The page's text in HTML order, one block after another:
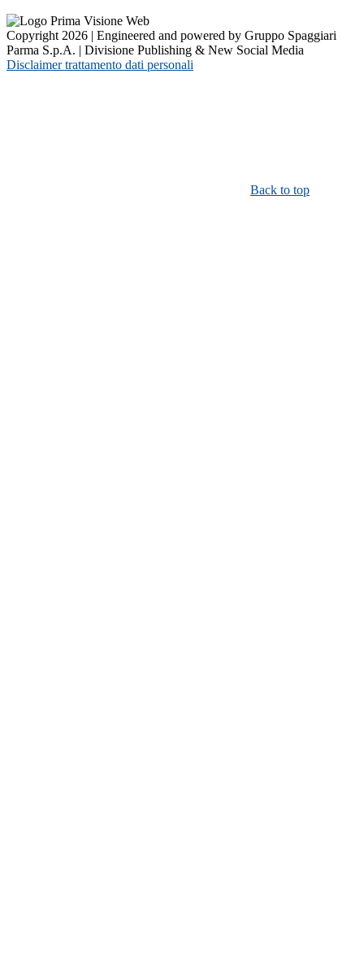
Copyright 2026 | Engineered and powered by Gruppo Spaggiari
Parma S.p.A. | Divisione Publishing & New Social Media
Disclaimer trattamento dati personali
Back to top